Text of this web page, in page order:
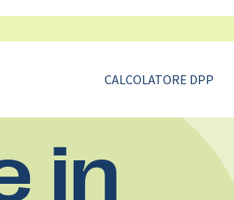
CALCOLATORE DPP
in